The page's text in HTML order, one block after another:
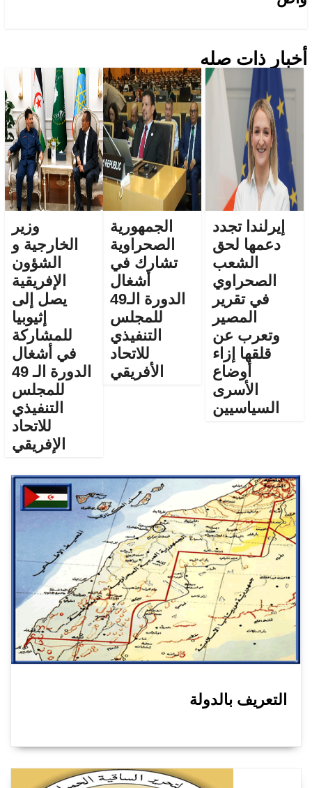
أخبار ذات صله
إيرلندا تجدد
دعمها لحق
الشعب
الصحراوي
في تقرير
المصير
وتعرب عن
قلقها إزاء
أوضاع
الأسرى
السياسيين
الجمهورية
الصحراوية
تشارك في
أشغال
الدورة الـ49
للمجلس
التنفيذي
للاتحاد
الأفريقي
وزير
الخارجية و
الشؤون
الإفريقية
يصل إلى
إثيوبيا
للمشاركة
في أشغال
الدورة الـ 49
للمجلس
التنفيذي
للاتحاد
الإفريقي
التعريف بالدولة